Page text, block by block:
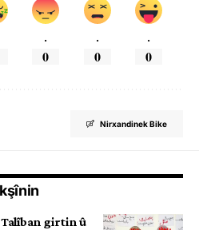
.
0
.
0
.
0
Nirxandinek Bike
girtin û